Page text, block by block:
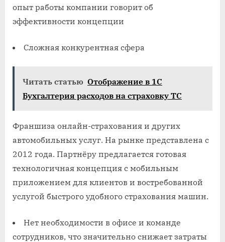
опыт работы компании говорит об
эффективности концепции
Сложная конкурентная сфера
Читать статью Отображение в 1С
Бухгалтерия расходов на страховку ТС
Франшиза онлайн-страхования и других
автомобильных услуг. На рынке представлена с
2012 года. Партнёру предлагается готовая
технологичная концепция с мобильным
приложением для клиентов и востребованной
услугой быстрого удобного страхования машин.
Нет необходимости в офисе и команде
сотрудников, что значительно снижает затраты